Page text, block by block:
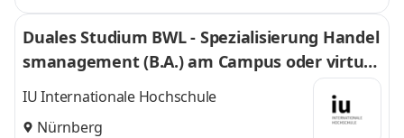
Duales Studium BWL - Spezialisierung Handel
smanagement (B.A.) am Campus oder virtuel
l
IU Internationale Hochschule
Nürnberg